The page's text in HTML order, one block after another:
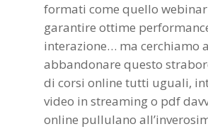
formati come quello
garantire ottime
interazione… ma cerchiamo
abbandonare questo
di corsi online tutti uguali,
video in streaming o pdf
online pullulano